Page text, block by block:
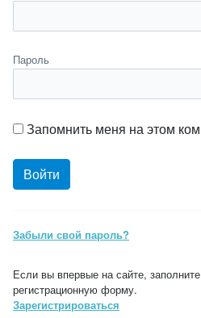
Пароль
Запомнить меня на этом
Забыли свой пароль?
Если вы впервые на сайте,
регистрационную форму.
Зарегистрироваться